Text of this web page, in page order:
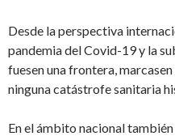
Desde la perspectiva
pandemia del Covid-19 y la
fuesen una frontera,
ninguna catástrofe sanitaria
En el ámbito nacional